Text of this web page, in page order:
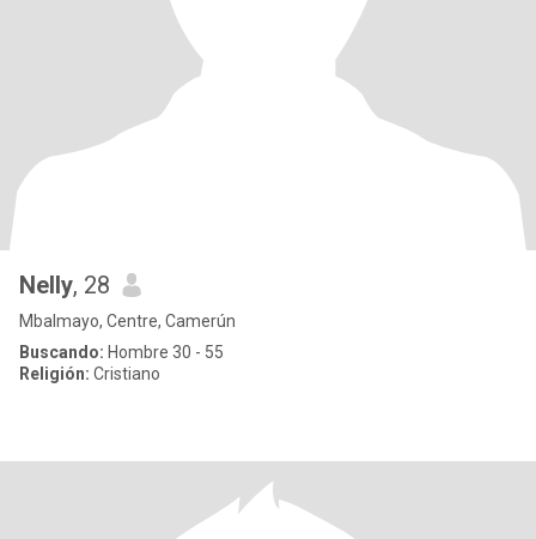
Nelly, 28
Mbalmayo, Centre, Camerún
Buscando: Hombre 30 - 55
Religión: Cristiano